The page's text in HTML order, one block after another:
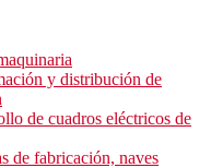
y distribución de
de cuadros eléctricos de
de fabricación, naves